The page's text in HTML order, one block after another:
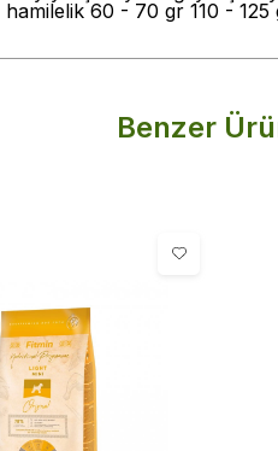
hamilelik 60 - 70 gr 110 -
Benzer